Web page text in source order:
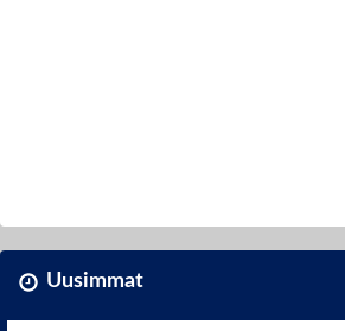
Uusimmat